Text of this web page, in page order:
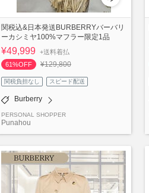
関税込&日本発送BURBERRYバーバリ
ーカシミヤ100%マフラー限定1品
¥49,999 +送料着払
61%OFF
¥129,800
関税負担なし スピード配送
Burberry
PERSONAL SHOPPER
Punahou